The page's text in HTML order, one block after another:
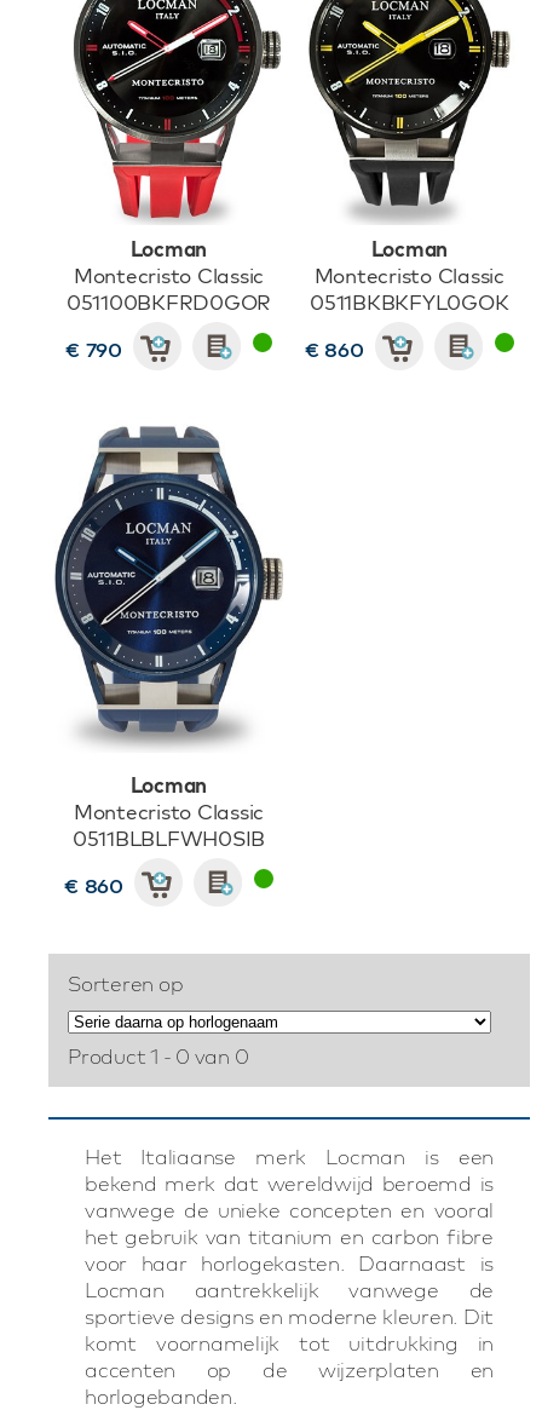
Locman
Montecristo Classic
051100BKFRD0GOR
€ 790
Locman
Montecristo Classic
0511BKBKFYL0GOK
€ 860
Locman
Montecristo Classic
0511BLBLFWH0SIB
€ 860
Sorteren op
Product 1 - 0 van 0
Het Italiaanse merk Locman is een
bekend merk dat wereldwijd beroemd is
vanwege de unieke concepten en vooral
het gebruik van titanium en carbon fibre
voor haar horlogekasten. Daarnaast is
Locman aantrekkelijk vanwege de
sportieve designs en moderne kleuren. Dit
komt voornamelijk tot uitdrukking in
accenten op de wijzerplaten en
horlogebanden.